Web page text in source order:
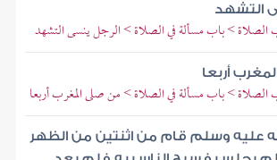
التشهد
> باب مسألة في الصلاة > الرجل ينسى التشهد
أربعا
> باب مسألة في الصلاة > من صلى المغرب أربعا
عليه وسلم قام من اثنتين من الظهر